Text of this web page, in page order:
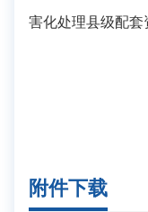
害化处理县级配套
附件下载